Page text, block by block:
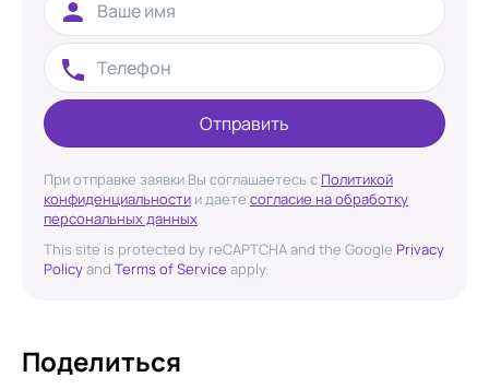
Отправить
При отправке заявки Вы соглашаетесь с Политикой
конфиденциальности и даете согласие на обработку
персональных данных
This site is protected by reCAPTCHA and the Google Privacy
Policyand Terms of Service apply.
Поделиться